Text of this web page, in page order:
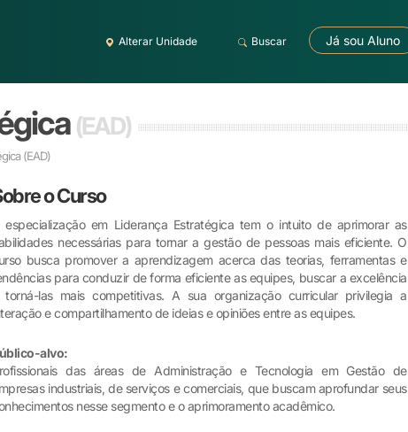
Alterar Unidade Buscar Já sou Aluno
(EAD)
(EAD)
o Curso
especialização em Liderança Estratégica tem o intuito de aprimorar as
necessárias para tornar a gestão de pessoas mais eficiente. O
busca promover a aprendizagem acerca das teorias, ferramentas e
para conduzir de forma eficiente as equipes, buscar a excelência
torná-las mais competitivas. A sua organização curricular privilegia a
e compartilhamento de ideias e opiniões entre as equipes.
alvo:
das áreas de Administração e Tecnologia em Gestão de
industriais, de serviços e comerciais, que buscam aprofundar seus
nesse segmento e o aprimoramento acadêmico.